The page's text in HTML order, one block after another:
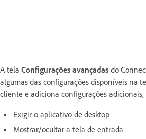
A tela Configurações avançadas do
algumas das configurações disponíveis na
cliente e adiciona configurações
Exigir o aplicativo de desktop
Mostrar/ocultar a tela de entrada